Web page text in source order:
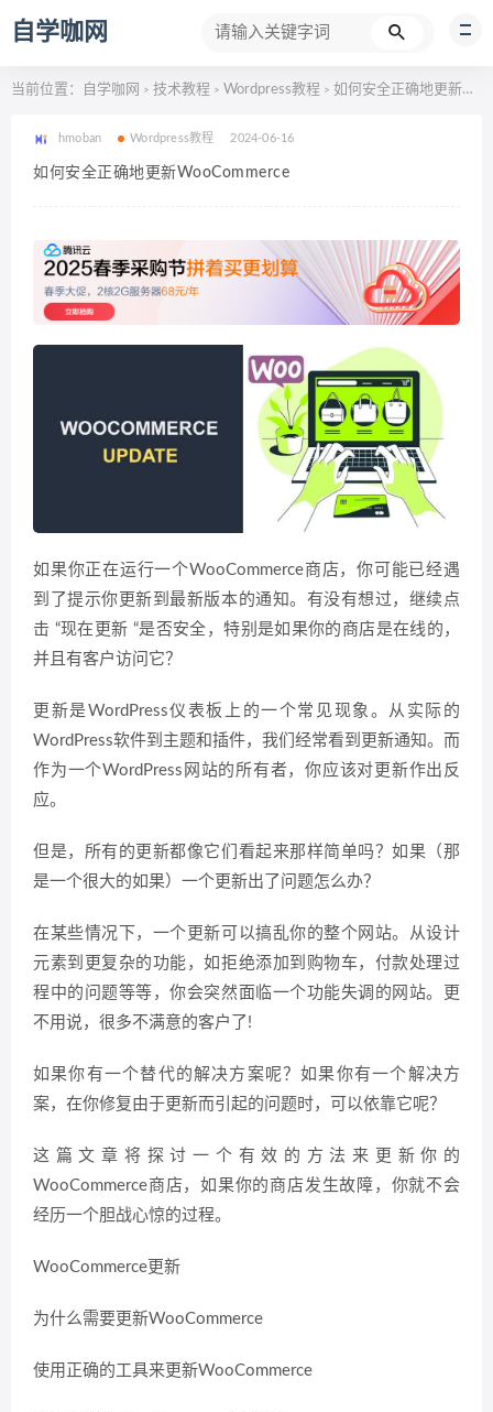
自学咖网
当前位置： 自学咖网 > 技术教程 > Wordpress教程 > 如何安全正确地更新WooCommerce
hmoban Wordpress教程 2024-06-16
如何安全正确地更新WooCommerce
如果你正在运行一个WooCommerce商店，你可能已经遇
到了提示你更新到最新版本的通知。有没有想过，继续点
击 “现在更新 “是否安全，特别是如果你的商店是在线的，
并且有客户访问它？
更新是WordPress仪表板上的一个常见现象。从实际的
WordPress软件到主题和插件，我们经常看到更新通知。而
作为一个WordPress网站的所有者，你应该对更新作出反
应。
但是，所有的更新都像它们看起来那样简单吗？如果（那
是一个很大的如果）一个更新出了问题怎么办？
在某些情况下，一个更新可以搞乱你的整个网站。从设计
元素到更复杂的功能，如拒绝添加到购物车，付款处理过
程中的问题等等，你会突然面临一个功能失调的网站。更
不用说，很多不满意的客户了!
如果你有一个替代的解决方案呢？如果你有一个解决方
案，在你修复由于更新而引起的问题时，可以依靠它呢？
这篇文章将探讨一个有效的方法来更新你的
WooCommerce商店，如果你的商店发生故障，你就不会
经历一个胆战心惊的过程。
WooCommerce更新
为什么需要更新WooCommerce
使用正确的工具来更新WooCommerce